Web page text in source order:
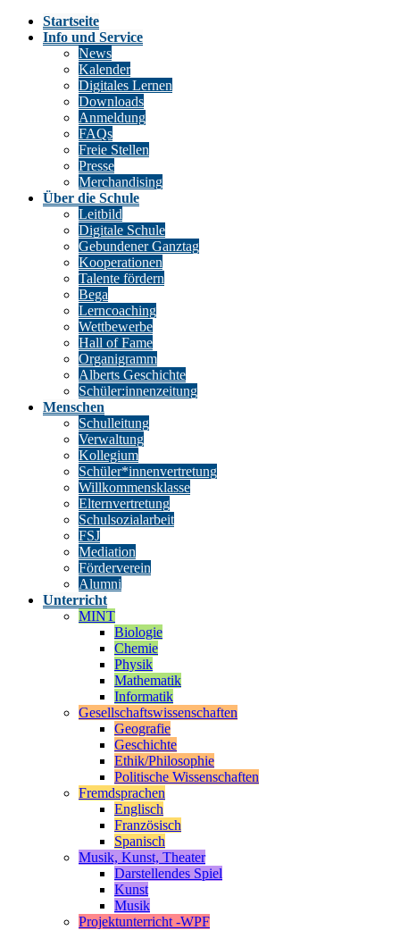
Startseite
Info und Service
News
Kalender
Digitales Lernen
Downloads
Anmeldung
FAQs
Freie Stellen
Presse
Merchandising
Über die Schule
Leitbild
Digitale Schule
Gebundener Ganztag
Kooperationen
Talente fördern
Bega
Lerncoaching
Wettbewerbe
Hall of Fame
Organigramm
Alberts Geschichte
Schüler:innenzeitung
Menschen
Schulleitung
Verwaltung
Kollegium
Schüler*innenvertretung
Willkommensklasse
Elternvertretung
Schulsozialarbeit
FSJ
Mediation
Förderverein
Alumni
Unterricht
MINT
Biologie
Chemie
Physik
Mathematik
Informatik
Gesellschaftswissenschaften
Geografie
Geschichte
Ethik/Philosophie
Politische Wissenschaften
Fremdsprachen
Englisch
Französisch
Spanisch
Musik, Kunst, Theater
Darstellendes Spiel
Kunst
Musik
Projektunterricht -WPF